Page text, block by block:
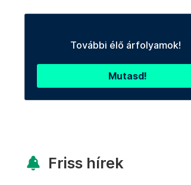
További élő árfolyamok!
Mutasd!
Friss hírek